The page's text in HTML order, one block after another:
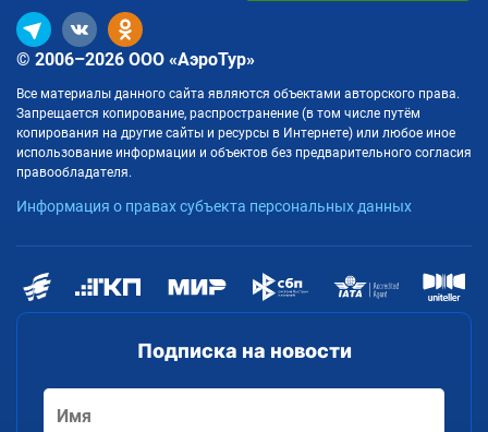
Подписка на новости
© 2006–2026 ООО «АэроТур»
Все материалы данного сайта являются объектами авторского права.
Запрещается копирование, распространение (в том числе путём
копирования на другие сайты и ресурсы в Интернете) или любое иное
использование информации и объектов без предварительного согласия
правообладателя.
Информация о правах субъекта персональных данных